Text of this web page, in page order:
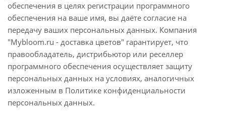
обеспечения в целях регистрации программного
обеспечения на ваше имя, вы даёте согласие на
передачу ваших персональных данных. Компания
"Mybloom.ru - доставка цветов" гарантирует, что
правообладатель, дистрибьютор или реселлер
программного обеспечения осуществляет защиту
персональных данных на условиях, аналогичных
изложенным в Политике конфиденциальности
персональных данных.